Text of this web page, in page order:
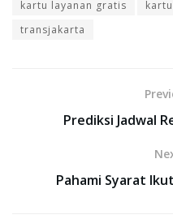
kartu layanan gratis
transjakarta
Prediksi Jadwal
Pahami Syarat